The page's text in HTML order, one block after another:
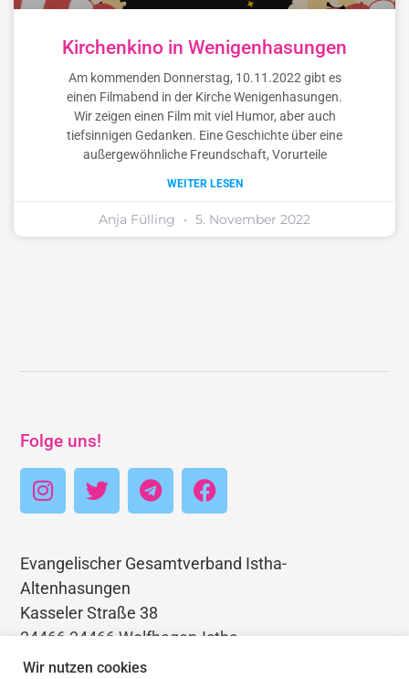
Kirchenkino in Wenigenhasungen
Am kommenden Donnerstag, 10.11.2022 gibt es
einen Filmabend in der Kirche Wenigenhasungen.
Wir zeigen einen Film mit viel Humor, aber auch
tiefsinnigen Gedanken. Eine Geschichte über eine
außergewöhnliche Freundschaft, Vorurteile
WEITER LESEN
Anja Fülling 5. November 2022
Folge uns!
Evangelischer Gesamtverband Istha-
Altenhasungen
Kasseler Straße 38
34466 34466 Wolfhagen-Istha
Telefon: 05692 3403768
Wir nutzen cookies